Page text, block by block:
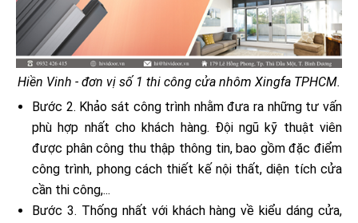
Hiền Vinh - đơn vị số 1 thi công cửa nhôm Xingfa TPHCM.
Bước 2. Khảo sát công trình nhằm đưa ra những tư vấn
phù hợp nhất cho khách hàng. Đội ngũ kỹ thuật viên
được phân công thu thập thông tin, bao gồm đặc điểm
công trình, phong cách thiết kế nội thất, diện tích cửa
cần thi công,...
Bước 3. Thống nhất với khách hàng về kiểu dáng cửa,